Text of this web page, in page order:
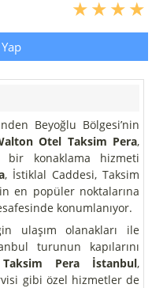
Beyoğlu Bölgesi’nin
Otel Taksim Pera,
konaklama hizmeti
, İstiklal Caddesi, Taksim
en popüler noktalarına
konumlanıyor.
ulaşım olanakları ile
turunun kapılarını
Pera İstanbul,
gibi özel hizmetler de